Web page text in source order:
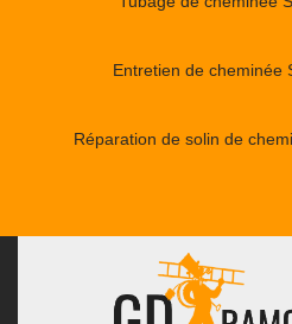
Entretien de cheminée
Réparation de solin de